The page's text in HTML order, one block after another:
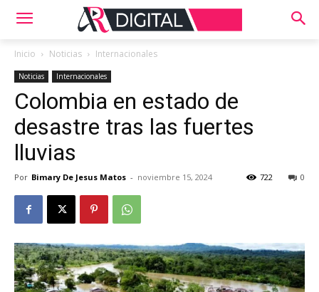
Inicio Noticias Internacionales
Noticias Internacionales
Colombia en estado de
desastre tras las fuertes
lluvias
Por Bimary De Jesus Matos - noviembre 15, 2024 0
722